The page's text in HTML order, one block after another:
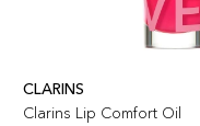
CLARINS
Clarins Lip Comfort Oil